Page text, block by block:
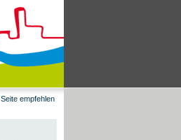
Seite empfehlen